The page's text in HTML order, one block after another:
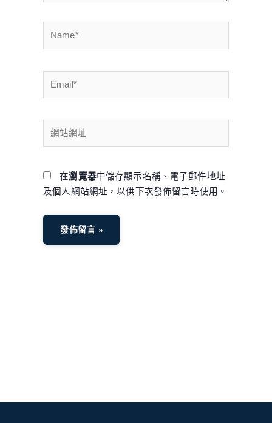
網
址
在瀏覽器中儲存顯示名稱、電子郵件地址
及個人網站網址，以供下次發佈留言時使用。